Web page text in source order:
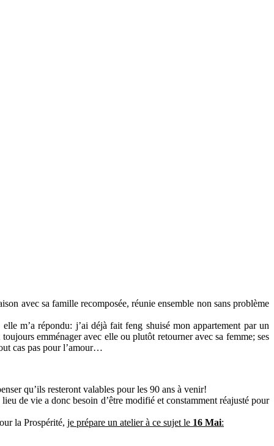
avec sa famille recomposée, réunie ensemble non sans problème
elle m’a répondu: j’ai déjà fait feng shuisé mon appartement par un
emménager avec elle ou plutôt retourner avec sa femme; ses
cas pas pour l’amour…
qu’ils resteront valables pour les 90 ans à venir!
de vie a donc besoin d’être modifié et constamment réajusté pour
la Prospérité, je prépare un atelier à ce sujet le 16 Mai: